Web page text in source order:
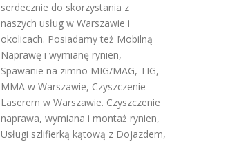
serdecznie do skorzystania z
naszych usług w Warszawie i
okolicach. Posiadamy też Mobilną
Naprawę i wymianę rynien,
Spawanie na zimno MIG/MAG, TIG,
MMA w Warszawie, Czyszczenie
Laserem w Warszawie. Czyszczenie
naprawa, wymiana i montaż rynien,
Usługi szlifierką kątową z Dojazdem,